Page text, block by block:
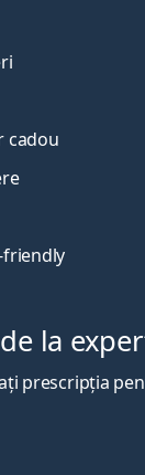
cadou
friendly
la
prescripția